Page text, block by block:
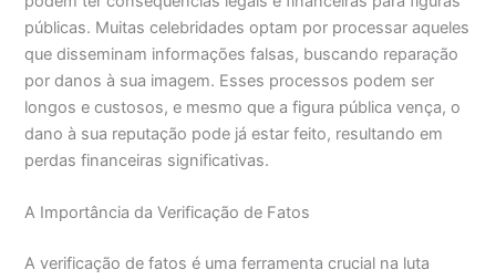
públicas. Muitas celebridades optam por processar aqueles
que disseminam informações falsas, buscando reparação
por danos à sua imagem. Esses processos podem ser
longos e custosos, e mesmo que a figura pública vença, o
dano à sua reputação pode já estar feito, resultando em
perdas financeiras significativas.
A Importância da Verificação de Fatos
A verificação de fatos é uma ferramenta crucial na luta